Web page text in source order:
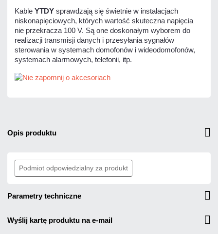
Kable YTDY sprawdzają się świetnie w instalacjach
niskonapięciowych, których wartość skuteczna napięcia
nie przekracza 100 V. Są one doskonałym wyborem do
realizacji transmisji danych i przesyłania sygnałów
sterowania w systemach domofonów i wideodomofonów,
systemach alarmowych, telefonii, itp.
opis produktu
Podmiot odpowiedzialny za produkt
parametry techniczne
wyślij kartę produktu na e-mail